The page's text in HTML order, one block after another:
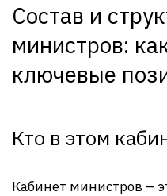
Состав и
министров:
ключевые
Кто в этом
Кабинет министров –